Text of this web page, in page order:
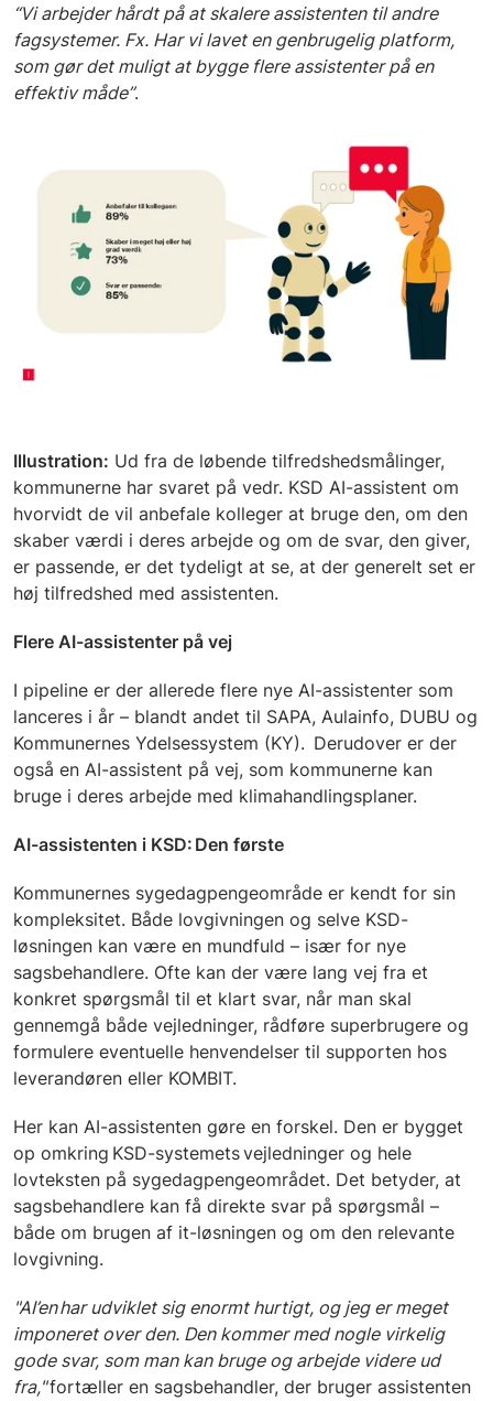
“Vi arbejder hårdt på at skalere assistenten til andre
fagsystemer. Fx. Har vi lavet en genbrugelig platform,
som gør det muligt at bygge flere assistenter på en
effektiv måde”.
Illustration: Ud fra de løbende tilfredshedsmålinger,
kommunerne har svaret på vedr. KSD AI-assistent om
hvorvidt de vil anbefale kolleger at bruge den, om den
skaber værdi i deres arbejde og om de svar, den giver,
er passende, er det tydeligt at se, at der generelt set er
høj tilfredshed med assistenten.
Flere AI-assistenter på vej
I pipeline er der allerede flere nye AI-assistenter som
lanceres i år – blandt andet til SAPA, Aulainfo, DUBU og
Kommunernes Ydelsessystem (KY). Derudover er der
også en AI-assistent på vej, som kommunerne kan
bruge i deres arbejde med klimahandlingsplaner.
AI-assistenten i KSD: Den første
Kommunernes sygedagpengeområde er kendt for sin
kompleksitet. Både lovgivningen og selve KSD-
løsningen kan være en mundfuld – især for nye
sagsbehandlere. Ofte kan der være lang vej fra et
konkret spørgsmål til et klart svar, når man skal
gennemgå både vejledninger, rådføre superbrugere og
formulere eventuelle henvendelser til supporten hos
leverandøren eller KOMBIT.
Her kan AI-assistenten gøre en forskel. Den er bygget
op omkring KSD-systemets vejledninger og hele
lovteksten på sygedagpengeområdet. Det betyder, at
sagsbehandlere kan få direkte svar på spørgsmål –
både om brugen af it-løsningen og om den relevante
lovgivning.
"AI’en har udviklet sig enormt hurtigt, og jeg er meget
imponeret over den. Den kommer med nogle virkelig
gode svar, som man kan bruge og arbejde videre ud
fra,"fortæller en sagsbehandler, der bruger assistenten